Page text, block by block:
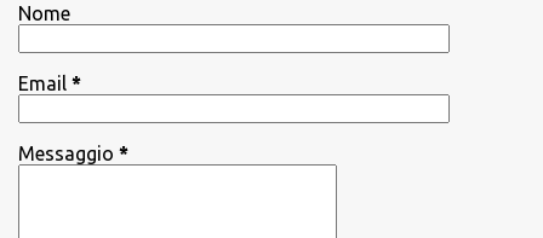
i
Nome
Email *
Messaggio *